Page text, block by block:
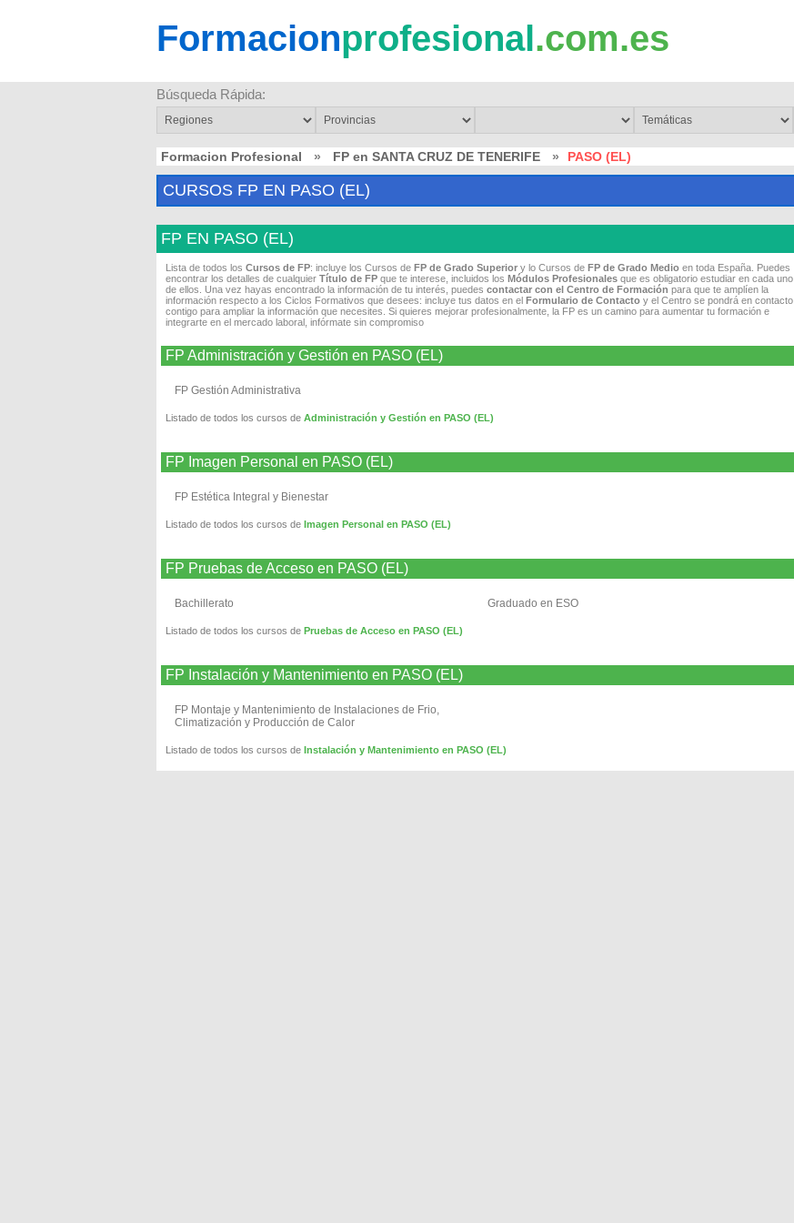
Formacionprofesional.com.es
Búsqueda Rápida:
Formacion Profesional » FP en SANTA CRUZ DE TENERIFE » PASO (EL)
CURSOS FP EN PASO (EL)
FP EN PASO (EL)
Lista de todos los Cursos de FP: incluye los Cursos de FP de Grado Superior y lo Cursos de FP de Grado Medio en toda España. Puedes
encontrar los detalles de cualquier Título de FP que te interese, incluidos los Módulos Profesionales que es obligatorio estudiar en cada uno
de ellos. Una vez hayas encontrado la información de tu interés, puedes contactar con el Centro de Formación para que te amplíen la
información respecto a los Ciclos Formativos que desees: incluye tus datos en el Formulario de Contacto y el Centro se pondrá en contacto
contigo para ampliar la información que necesites. Si quieres mejorar profesionalmente, la FP es un camino para aumentar tu formación e
integrarte en el mercado laboral, infórmate sin compromiso
FP Administración y Gestión en PASO (EL)
FP Gestión Administrativa
Listado de todos los cursos de Administración y Gestión en PASO (EL)
FP Imagen Personal en PASO (EL)
FP Estética Integral y Bienestar
Listado de todos los cursos de Imagen Personal en PASO (EL)
FP Pruebas de Acceso en PASO (EL)
Bachillerato Graduado en ESO
Listado de todos los cursos de Pruebas de Acceso en PASO (EL)
FP Instalación y Mantenimiento en PASO (EL)
FP Montaje y Mantenimiento de Instalaciones de Frio,
Climatización y Producción de Calor
Listado de todos los cursos de Instalación y Mantenimiento en PASO (EL)